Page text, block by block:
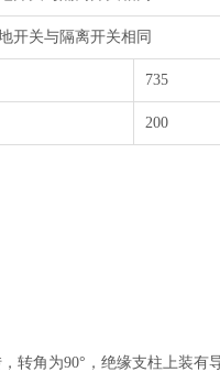
开关与隔离开关相同
735
200
转角为90°，绝缘支柱上装有